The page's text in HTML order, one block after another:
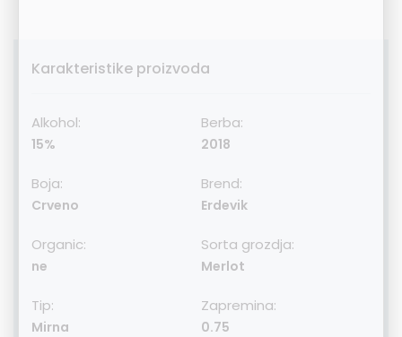
Karakteristike proizvoda
Alkohol:
15%
Berba:
2018
Boja:
Crveno
Brend:
Erdevik
Organic:
ne
Sorta grozdja:
Merlot
Tip:
Mirna
Zapremina:
0.75